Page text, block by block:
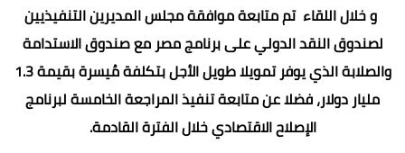
و خلال اللقاء تم متابعة موافقة مجلس المديرين التنفيذيين
لصندوق النقد الدولي على برنامج مصر مع صندوق الاستدامة
والصلابة الذي يوفر تمويلا طويل الأجل بتكلفة مُيسرة بقيمة 1.3
مليار دولار، فضلا عن متابعة تنفيذ المراجعة الخامسة لبرنامج
الإصلاح الاقتصادي خلال الفترة القادمة.